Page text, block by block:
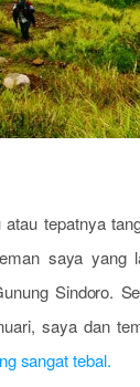
tepatnya
saya yang
Sindoro.
saya dan
sangat tebal.